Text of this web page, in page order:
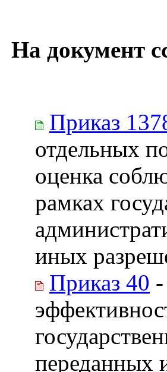
На документ
Приказ
отдельных
оценка
рамках
иных
Приказ 40
переданных